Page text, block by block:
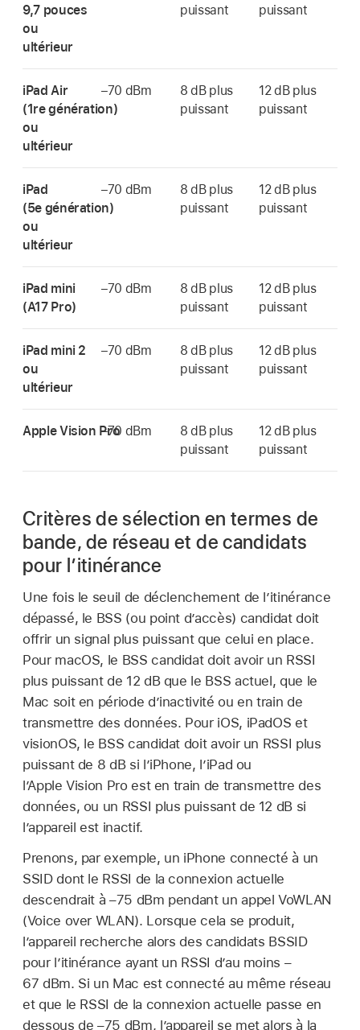
9,7 pouces
ou
ultérieur
puissant
puissant
iPad Air
(1re génération)
ou
ultérieur
–70 dBm
8 dB plus
puissant
12 dB plus
puissant
iPad
(5e génération)
ou
ultérieur
–70 dBm
8 dB plus
puissant
12 dB plus
puissant
iPad mini
(A17 Pro)
–70 dBm
8 dB plus
puissant
12 dB plus
puissant
iPad mini 2
ou
ultérieur
–70 dBm
8 dB plus
puissant
12 dB plus
puissant
Apple Vision Pro–70 dBm
8 dB plus
puissant
12 dB plus
puissant
Critères de sélection en termes de
bande, de réseau et de candidats
pour l’itinérance
Une fois le seuil de déclenchement de l’itinérance
dépassé, le BSS (ou point d’accès) candidat doit
offrir un signal plus puissant que celui en place.
Pour macOS, le BSS candidat doit avoir un RSSI
plus puissant de 12 dB que le BSS actuel, que le
Mac soit en période d’inactivité ou en train de
transmettre des données. Pour iOS, iPadOS et
visionOS, le BSS candidat doit avoir un RSSI plus
puissant de 8 dB si l’iPhone, l’iPad ou
l’Apple Vision Pro est en train de transmettre des
données, ou un RSSI plus puissant de 12 dB si
l’appareil est inactif.
Prenons, par exemple, un iPhone connecté à un
SSID dont le RSSI de la connexion actuelle
descendrait à –75 dBm pendant un appel VoWLAN
(Voice over WLAN). Lorsque cela se produit,
l’appareil recherche alors des candidats BSSID
pour l’itinérance ayant un RSSI d’au moins –
67 dBm. Si un Mac est connecté au même réseau
et que le RSSI de la connexion actuelle passe en
dessous de –75 dBm, l’appareil se met alors à la